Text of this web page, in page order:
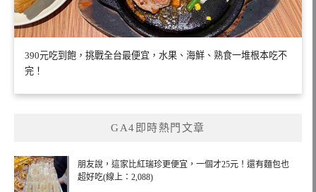
390元吃到飽，挑戰全台最便宜，水果、海鮮、熟食一堆根本吃不
完！
GA4即時熱門文章
朋友說，這家比紅瑞珍更便宜，一個才25元！還有麵包也
超好吃(線上：2,088)